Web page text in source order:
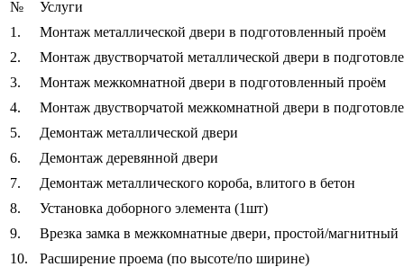
№
Услуги
1.
Монтаж металлической двери в подготовленный проём
2.
Монтаж двустворчатой металлической двери в
3.
Монтаж межкомнатной двери в подготовленный проём
4.
Монтаж двустворчатой межкомнатной двери в
5.
Демонтаж металлической двери
6.
Демонтаж деревянной двери
7.
Демонтаж металлического короба, влитого в бетон
8.
Установка доборного элемента (1шт)
9.
Врезка замка в межкомнатные двери, простой/магнитный
10.
Расширение проема (по высоте/по ширине)